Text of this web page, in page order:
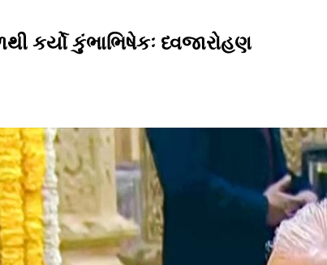
કર્યો કુંભાભિષેકઃ ધ્વજારોહણ